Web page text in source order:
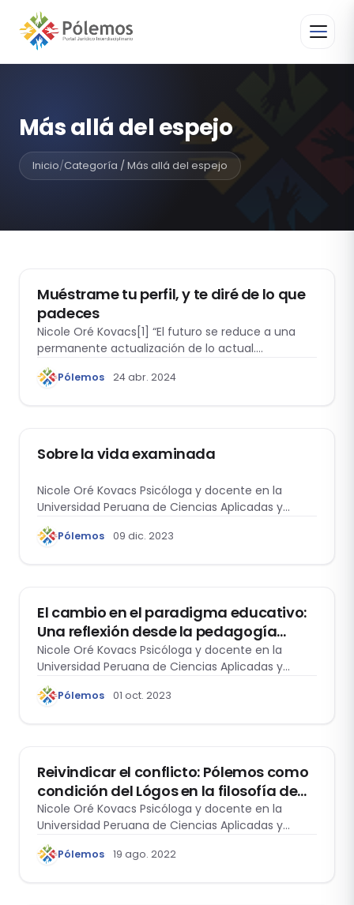
Más allá del espejo
Inicio/Categoría / Más allá del espejo
Muéstrame tu perfil, y te diré de lo que
padeces
Nicole Oré Kovacs[1] “El futuro se reduce a una
permanente actualización de lo actual.…
Pólemos 24 abr. 2024
Sobre la vida examinada
Nicole Oré Kovacs Psicóloga y docente en la
Universidad Peruana de Ciencias Aplicadas y…
Pólemos 09 dic. 2023
El cambio en el paradigma educativo:
Una reflexión desde la pedagogía
estoica de Epicteto
Nicole Oré Kovacs Psicóloga y docente en la
Universidad Peruana de Ciencias Aplicadas y…
Pólemos 01 oct. 2023
Reivindicar el conflicto: Pólemos como
condición del Lógos en la filosofía de
Heráclito ‘El oscuro’
Nicole Oré Kovacs Psicóloga y docente en la
Universidad Peruana de Ciencias Aplicadas y…
Pólemos 19 ago. 2022